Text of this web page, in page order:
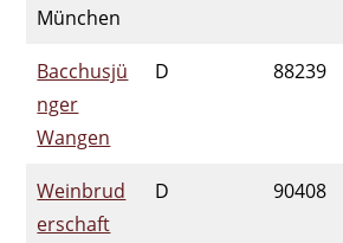
München
Bacchusjü
nger
Wangen
D 88239
Weinbrud
erschaft
D 90408